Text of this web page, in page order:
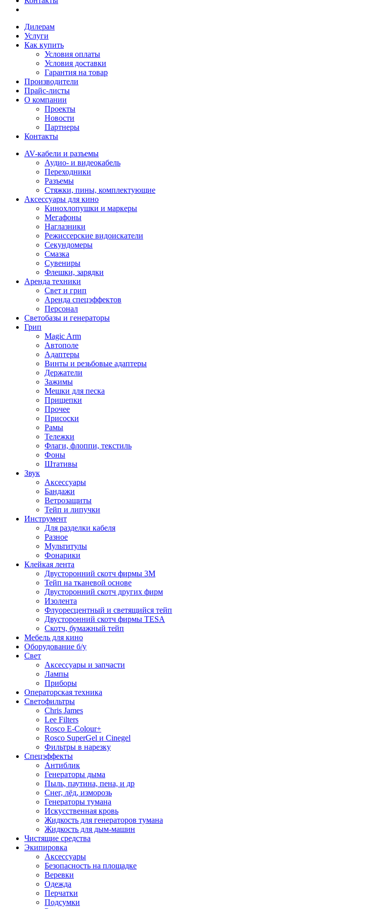
Дилерам
Услуги
Как купить
Условия оплаты
Условия доставки
Гарантия на товар
Производители
Прайс-листы
О компании
Проекты
Новости
Партнеры
Контакты
AV-кабели и разъемы
Аудио- и видеокабель
Переходники
Разъемы
Стяжки, пины, комплектующие
Аксессуары для кино
Кинохлопушки и маркеры
Мегафоны
Наглазники
Режиссерские видоискатели
Секундомеры
Смазка
Сувениры
Флешки, зарядки
Аренда техники
Свет и грип
Аренда спецэффектов
Персонал
Светобазы и генераторы
Грип
Magic Arm
Автополе
Адаптеры
Винты и резьбовые адаптеры
Держатели
Зажимы
Мешки для песка
Прищепки
Прочее
Присоски
Рамы
Тележки
Флаги, флоппи, текстиль
Фоны
Штативы
Звук
Аксессуары
Бандажи
Ветрозащиты
Тейп и липучки
Инструмент
Для разделки кабеля
Разное
Мультитулы
Фонарики
Клейкая лента
Двусторонний скотч фирмы 3M
Тейп на тканевой основе
Двусторонний скотч других фирм
Изолента
Флуоресцентный и светящийся тейп
Двусторонний скотч фирмы TESA
Скотч, бумажный тейп
Мебель для кино
Оборудование б/у
Свет
Аксессуары и запчасти
Лампы
Приборы
Операторская техника
Светофильтры
Chris James
Lee Filters
Rosco E-Colour+
Rosco SuperGel и Cinegel
Фильтры в нарезку
Спецэффекты
Антиблик
Генераторы дыма
Пыль, паутина, пена, и др
Снег, лёд, изморозь
Генераторы тумана
Искусственная кровь
Жидкость для генераторов тумана
Жидкость для дым-машин
Чистящие средства
Экипировка
Аксессуары
Безопасность на площадке
Веревки
Одежда
Перчатки
Подсумки